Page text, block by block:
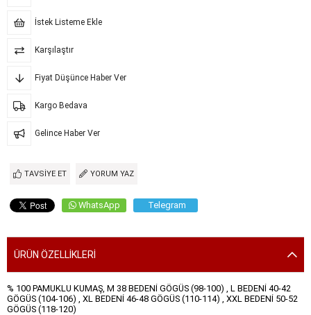
İstek Listeme Ekle
Karşılaştır
Fiyat Düşünce Haber Ver
Kargo Bedava
Gelince Haber Ver
TAVSIYE ET YORUM YAZ
WhatsApp Telegram
ÜRÜN ÖZELLIKLERI
% 100 PAMUKLU KUMAŞ, M 38 BEDENİ GÖGÜS (98-100) , L BEDENİ 40-42
GÖGÜS (104-106) , XL BEDENİ 46-48 GÖGÜS (110-114) , XXL BEDENİ 50-52
GÖGÜS (118-120)